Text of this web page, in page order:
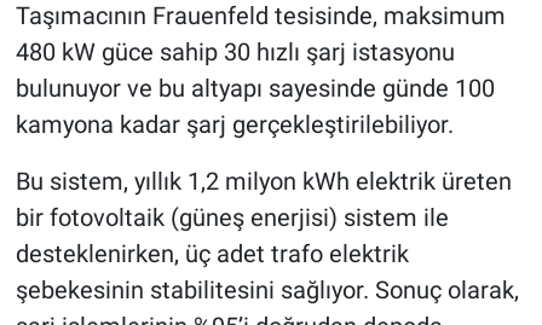
Taşımacının Frauenfeld tesisinde, maksimum
480 kW güce sahip 30 hızlı şarj istasyonu
bulunuyor ve bu altyapı sayesinde günde 100
kamyona kadar şarj gerçekleştirilebiliyor.
Bu sistem, yıllık 1,2 milyon kWh elektrik üreten
bir fotovoltaik (güneş enerjisi) sistem ile
desteklenirken, üç adet trafo elektrik
şebekesinin stabilitesini sağlıyor. Sonuç olarak,